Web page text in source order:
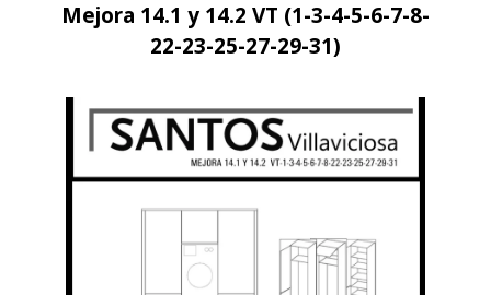
Mejora 14.1 y 14.2 VT (1-3-4-5-6-7-8-
22-23-25-27-29-31)